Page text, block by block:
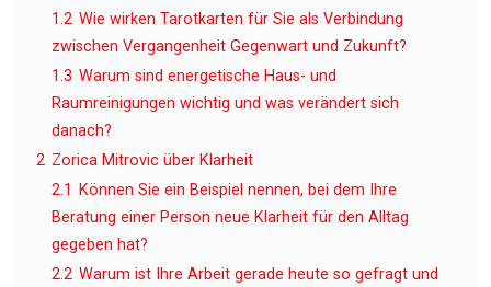
1.2 Wie wirken Tarotkarten für Sie als Verbindung
zwischen Vergangenheit Gegenwart und Zukunft?
1.3 Warum sind energetische Haus- und
Raumreinigungen wichtig und was verändert sich
danach?
2 Zorica Mitrovic über Klarheit
2.1
Können Sie ein Beispiel nennen, bei dem Ihre
Beratung einer Person neue Klarheit für den Alltag
gegeben hat?
2.2 Warum ist Ihre Arbeit gerade heute so gefragt und